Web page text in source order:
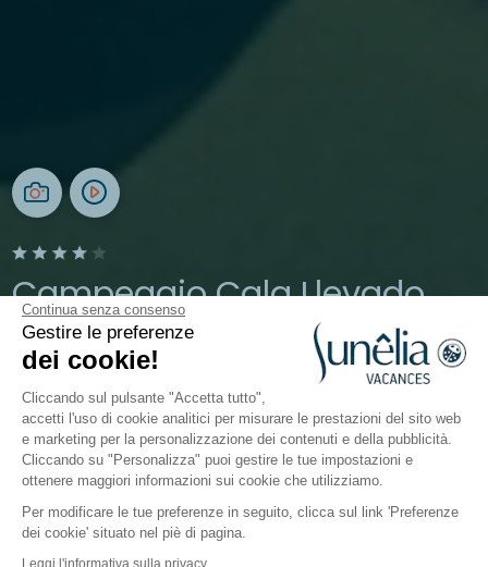
Continua senza consenso
Gestire le preferenze
dei cookie!
Cliccando sul pulsante "Accetta tutto",
accetti l'uso di cookie analitici per misurare le prestazioni del sito web
e marketing per la personalizzazione dei contenuti e della pubblicità.
Cliccando su "Personalizza" puoi gestire le tue impostazioni e
ottenere maggiori informazioni sui cookie che utilizziamo.
Per modificare le tue preferenze in seguito, clicca sul link 'Preferenze
dei cookie' situato nel piè di pagina.
Leggi l'informativa sulla privacy
Campeggio Cala Llevado
Costa Brava, Spagna
Aperto da28 marzo 2026 1 novembre 2026
Il campeggio Sistemazioni Attività A contatto
Indietro